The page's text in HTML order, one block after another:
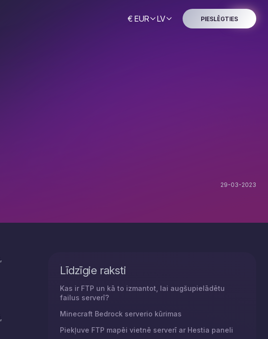
€ EUR LV PIESLĒGTIES
29-03-2023
Līdzīgie raksti
Kas ir FTP un kā to izmantot, lai augšupielādētu
failus serverī?
Minecraft Bedrock serverio kūrimas
Piekļuve FTP mapēi vietnē serverī ar Hestia paneli